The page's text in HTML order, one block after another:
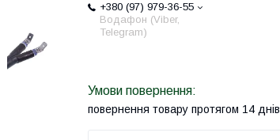
+380 (97) 979-36-55
Водафон (Viber,
Telegram)
повернення товару протягом 14 днів